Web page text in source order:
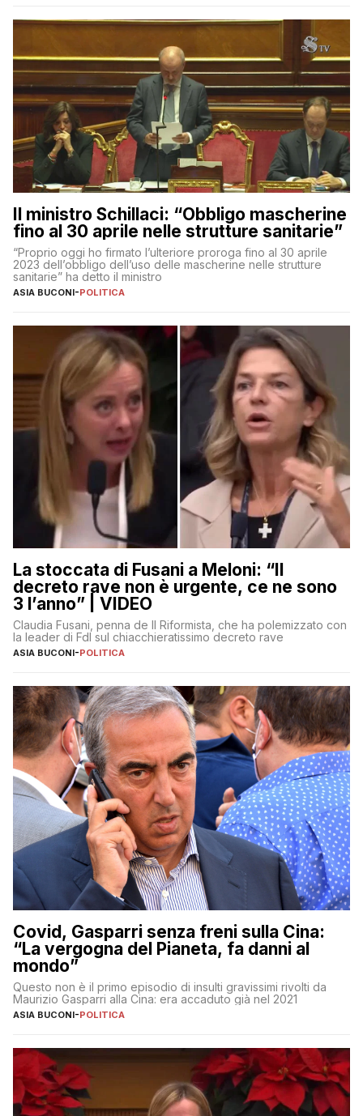
Il ministro Schillaci: “Obbligo mascherine
fino al 30 aprile nelle strutture sanitarie”
“Proprio oggi ho firmato l’ulteriore proroga fino al 30 aprile
2023 dell’obbligo dell’uso delle mascherine nelle strutture
sanitarie” ha detto il ministro
ASIA BUCONI-POLITICA
La stoccata di Fusani a Meloni: “Il
decreto rave non è urgente, ce ne sono
3 l’anno” | VIDEO
Claudia Fusani, penna de Il Riformista, che ha polemizzato con
la leader di FdI sul chiacchieratissimo decreto rave
ASIA BUCONI-POLITICA
Covid, Gasparri senza freni sulla Cina:
“La vergogna del Pianeta, fa danni al
mondo”
Questo non è il primo episodio di insulti gravissimi rivolti da
Maurizio Gasparri alla Cina: era accaduto già nel 2021
ASIA BUCONI-POLITICA